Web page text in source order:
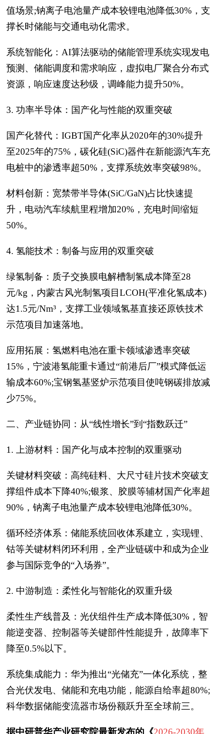
值场景;钠离子电池量产成本较锂电池降低30%，支
撑长时储能与交通电动化需求。
系统智能化：AI算法驱动的储能管理系统实现发电
预测、储能调度和需求响应，虚拟电厂聚合分布式
资源，响应速度达秒级，调峰能力提升50%。
3. 功率半导体：国产化与性能的双重突破
国产化替代：IGBT国产化率从2020年的30%提升
至2025年的75%，碳化硅(SiC)器件在新能源汽车充
电桩中的渗透率超50%，支撑系统效率突破98%。
材料创新：宽禁带半导体(SiC/GaN)占比快速提
升，电动汽车续航里程增加20%，充电时间缩短
50%。
4. 氢能技术：制备与应用的双重突破
绿氢制备：质子交换膜电解槽制氢成本降至28
元/kg，内蒙古风光制氢项目LCOH(平准化氢成本)
达1.5元/Nm³，支撑工业领域氢基直接还原铁技术
示范项目加速落地。
应用拓展：氢燃料电池在重卡领域渗透率突破
15%，宁波港氢能重卡通过“前港后厂”模式降低运
输成本60%;宝钢氢基竖炉示范项目使吨钢碳排放减
少75%。
二、产业链协同：从“线性增长”到“指数跃迁”
1. 上游材料：国产化与成本控制的双重驱动
关键材料突破：高纯硅料、大尺寸硅片技术突破支
撑组件成本下降40%;银浆、胶膜等辅材国产化率超
90%，钠离子电池量产成本较锂电池降低30%。
循环经济体系：储能系统回收体系建立，实现锂、
钴等关键材料闭环利用，全产业链碳中和成为企业
参与国际竞争的“入场券”。
2. 中游制造：柔性化与智能化的双重升级
柔性生产线普及：光伏组件生产成本降低30%，智
能逆变器、控制器等关键部件性能提升，故障率下
降至0.5%以下。
系统集成能力：华为推出“光储充”一体化系统，整
合光伏发电、储能和充电功能，能源自给率超80%;
科华数据储能变流器市场份额跃升至全球前三。
据中研普华产业研究院最新发布的《2026-2030年